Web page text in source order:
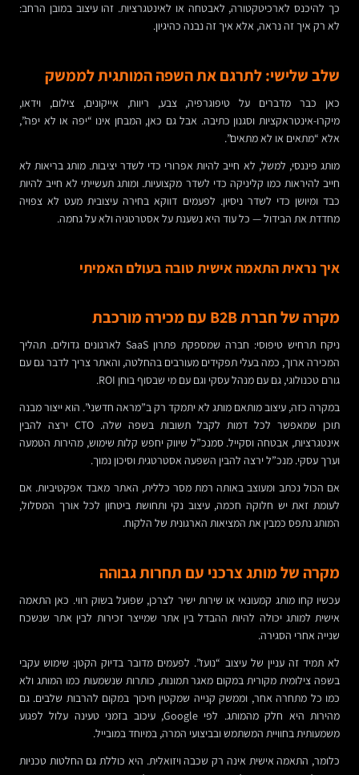
כך להיכנס לארכיטקטורה, לאבטחה או לאינטגרציות. זהו עיצוב במובן הרחב:
לא רק איך זה נראה, אלא איך זה נבנה כהיגיון.
שלב שלישי: לתרגם את השפה המותגית לממשק
כאן כבר מדברים על טיפוגרפיה, צבע, ריווח, אייקונים, צילום, וידאו,
מיקרו-אינטראקציות וסגנון כתיבה. אבל גם כאן, המבחן אינו “יפה או לא יפה”,
אלא “מתאים או לא מתאים”.
מותג פיננסי, למשל, לא חייב להיות אפרורי כדי לשדר יציבות. מותג בריאות לא
חייב להיראות כמו קליניקה כדי לשדר מקצועיות. ומותג תעשייתי לא חייב להיות
כבד ומיושן כדי לשדר ניסיון. לפעמים דווקא בחירה עיצובית מעט לא צפויה
מחדדת את הבידול — כל עוד היא נשענת על אסטרטגיה ולא על גחמה.
איך נראית התאמה אישית טובה בעולם האמיתי
מקרה של חברת B2B עם מכירה מורכבת
ניקח תרחיש טיפוסי: חברה שמספקת פתרון SaaS לארגונים גדולים. תהליך
המכירה ארוך, כמה בעלי תפקידים מעורבים בהחלטה, והאתר צריך לדבר גם עם
גורם טכנולוגי, גם עם מנהל עסקי וגם עם מי שבסוף בוחן ROI.
במקרה כזה, עיצוב מותאם מותג לא יתמקד רק ב”מראה חדשני”. הוא ייצור מבנה
תוכן שמאפשר לכל דמות לקבל תשובות בשפה שלה. CTO ירצה להבין
אינטגרציות, אבטחה וסקייל. סמנכ”ל שיווק יחפש קלות שימוש, מהירות הטמעה
וערך עסקי. מנכ”ל ירצה להבין השפעה אסטרטגית וסיכון נמוך.
אם הכול נכתב ומעוצב באותה רמת מסר כללית, האתר מאבד אפקטיביות. אם
לעומת זאת יש חלוקה חכמה, עיצוב נקי ותחושת ביטחון לכל אורך המסלול,
המותג נתפס כמבין את המציאות הארגונית של הלקוח.
מקרה של מותג צרכני עם תחרות גבוהה
עכשיו קחו מותג קמעונאי או שירות ישיר לצרכן, שפועל בשוק רווי. כאן התאמה
אישית למותג יכולה להיות ההבדל בין אתר שמייצר זכירות לבין אתר שנשכח
שנייה אחרי הסגירה.
לא תמיד זה עניין של עיצוב “נועז”. לפעמים מדובר בדיוק הקטן: שימוש עקבי
בשפה צילומית מקורית במקום מאגר תמונות, כותרות שנשמעות כמו המותג ולא
כמו כל מתחרה אחר, וממשק קנייה שמקטין חיכוך במקום להרבות שלבים. גם
מהירות היא חלק מהמותג. לפי Google, עיכוב בזמני טעינה עלול לפגוע
משמעותית בחוויית המשתמש ובביצועי המרה, במיוחד במובייל.
כלומר, התאמה אישית אינה רק שכבה ויזואלית. היא כוללת גם החלטות טכניות